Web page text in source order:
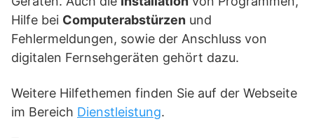
Hilfe bei Computerabstürzen und
Fehlermeldungen, sowie der Anschluss von
digitalen Fernsehgeräten gehört dazu.
Weitere Hilfethemen finden Sie auf der Webseite
im Bereich Dienstleistung.